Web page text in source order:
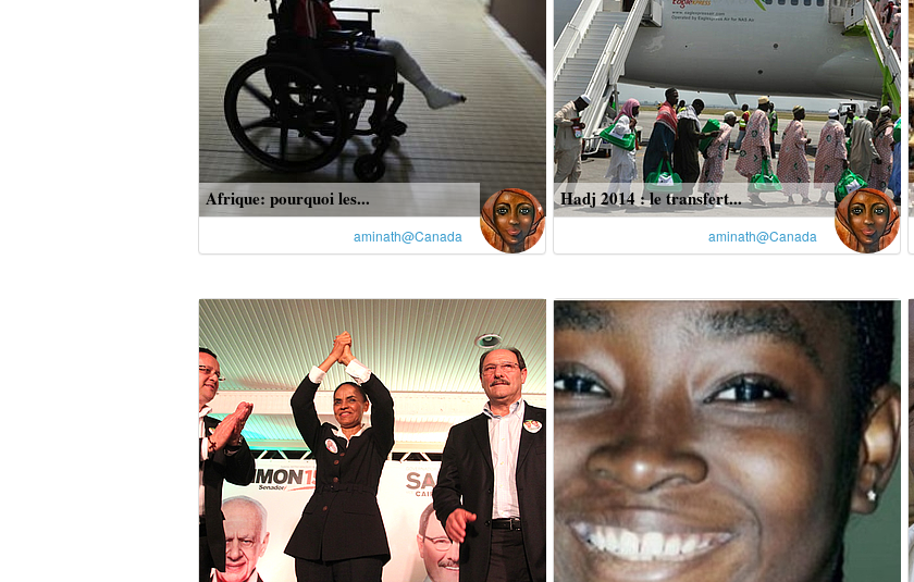
Afrique: pourquoi les...
aminath@Canada
Hadj 2014 : le transfert...
aminath@Canada